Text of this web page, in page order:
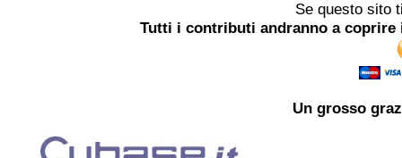
Se questo sito
Tutti i contributi andranno a
Un grosso